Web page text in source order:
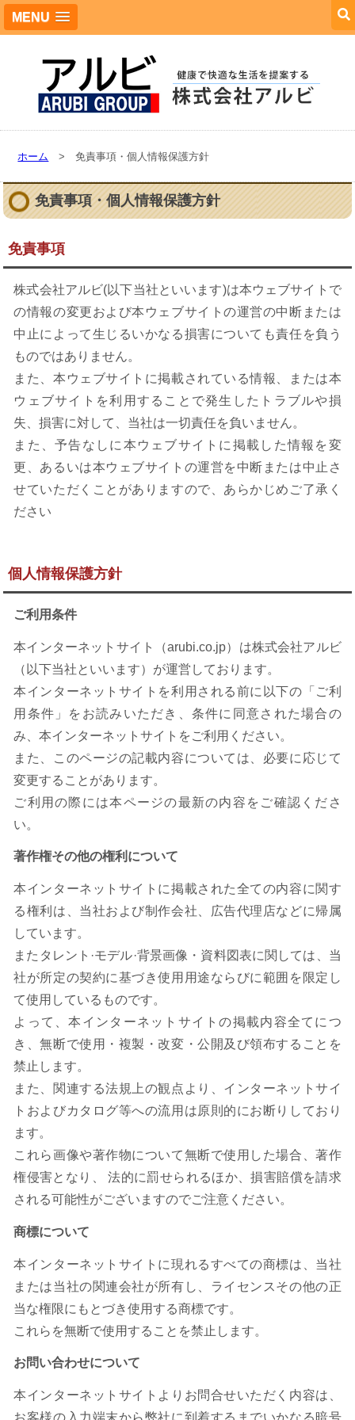
MENU
ホーム > 免責事項・個人情報保護方針
免責事項・個人情報保護方針
免責事項
株式会社アルビ(以下当社といいます)は本ウェブサイトで
の情報の変更および本ウェブサイトの運営の中断または
中止によって生じるいかなる損害についても責任を負う
ものではありません。
また、本ウェブサイトに掲載されている情報、または本
ウェブサイトを利用することで発生したトラブルや損
失、損害に対して、当社は一切責任を負いません。
また、予告なしに本ウェブサイトに掲載した情報を変
更、あるいは本ウェブサイトの運営を中断または中止さ
せていただくことがありますので、あらかじめご了承く
ださい
個人情報保護方針
ご利用条件
本インターネットサイト（arubi.co.jp）は株式会社アルビ
（以下当社といいます）が運営しております。
本インターネットサイトを利用される前に以下の「ご利
用条件」をお読みいただき、条件に同意された場合の
み、本インターネットサイトをご利用ください。
また、このページの記載内容については、必要に応じて
変更することがあります。
ご利用の際には本ページの最新の内容をご確認くださ
い。
著作権その他の権利について
本インターネットサイトに掲載された全ての内容に関す
る権利は、当社および制作会社、広告代理店などに帰属
しています。
またタレント·モデル·背景画像・資料図表に関しては、当
社が所定の契約に基づき使用用途ならびに範囲を限定し
て使用しているものです。
よって、本インターネットサイトの掲載内容全てにつ
き、無断で使用・複製・改変・公開及び領布することを
禁止します。
また、関連する法規上の観点より、インターネットサイ
トおよびカタログ等への流用は原則的にお断りしており
ます。
これら画像や著作物について無断で使用した場合、著作
権侵害となり、 法的に罰せられるほか、損害賠償を請求
される可能性がございますのでご注意ください。
商標について
本インターネットサイトに現れるすべての商標は、当社
または当社の関連会社が所有し、ライセンスその他の正
当な権限にもとづき使用する商標です。
これらを無断で使用することを禁止します。
お問い合わせについて
本インターネットサイトよりお問合せいただく内容は、